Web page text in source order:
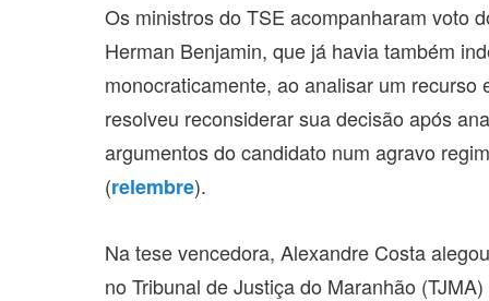
Os ministros do TSE acompanharam voto
Herman Benjamin, que já havia também
monocraticamente, ao analisar um recurso
resolveu reconsiderar sua decisão após
argumentos do candidato num agravo
(relembre).
Na tese vencedora, Alexandre Costa
no Tribunal de Justiça do Maranhão